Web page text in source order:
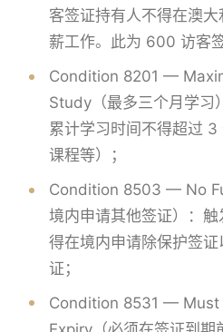
客签证持有人不得在澳
薪工作。此为 600 访客
Condition 8201 —
Study（最多三个月学习
累计学习时间不得超过
课程等）；
Condition 8503 — No
境内申请其他签证）：
得在境内申请除保护签
证；
Condition 8531 — Must